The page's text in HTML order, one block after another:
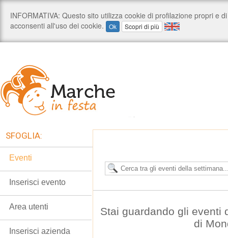
Stai guardando gli eventi
di
SFOGLIA:
Eventi
Inserisci evento
Area utenti
Inserisci azienda